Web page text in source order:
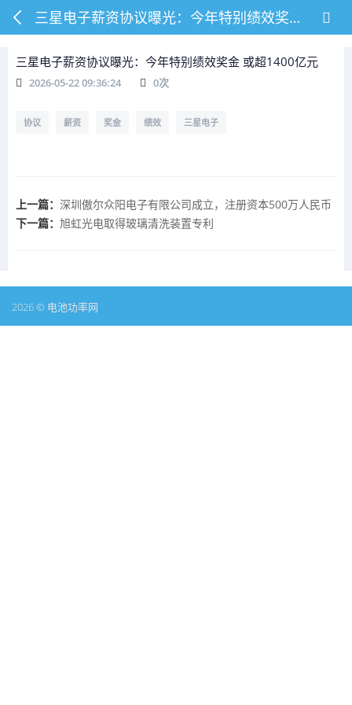
三星电子薪资协议曝光：今年特别绩效奖金 或超1400亿元
三星电子薪资协议曝光：今年特别绩效奖金 或超1400亿元
2026-05-22 09:36:24 0次
协议 薪资 奖金 绩效 三星电子
上一篇： 深圳傲尔众阳电子有限公司成立，注册资本500万人民币
下一篇： 旭虹光电取得玻璃清洗装置专利
2026 © 电池功率网